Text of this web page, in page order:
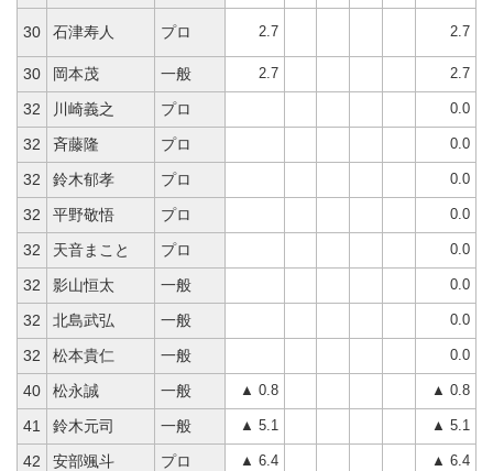
30 石津寿人 プロ 2.7 2.7
30 岡本茂 一般 2.7 2.7
32 川崎義之 プロ 0.0
32 斉藤隆 プロ 0.0
32 鈴木郁孝 プロ 0.0
32 平野敬悟 プロ 0.0
32 天音まこと プロ 0.0
32 影山恒太 一般 0.0
32 北島武弘 一般 0.0
32 松本貴仁 一般 0.0
40 松永誠 一般 ▲ 0.8 ▲ 0.8
41 鈴木元司 一般 ▲ 5.1 ▲ 5.1
42 安部颯斗 プロ ▲ 6.4 ▲ 6.4